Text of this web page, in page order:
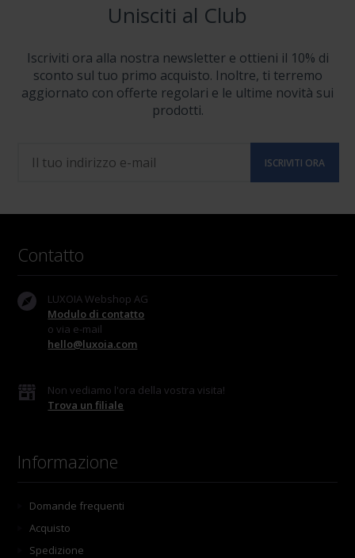
Unisciti al Club
Iscriviti ora alla nostra newsletter e ottieni il 10% di
sconto sul tuo primo acquisto. Inoltre, ti terremo
aggiornato con offerte regolari e le ultime novità sui
prodotti.
Contatto
LUXOIA Webshop AG
Modulo di contatto
o via e-mail
hello@luxoia.com
Non vediamo l'ora della vostra visita!
Trova un filiale
Informazione
Domande frequenti
Acquisto
Spedizione